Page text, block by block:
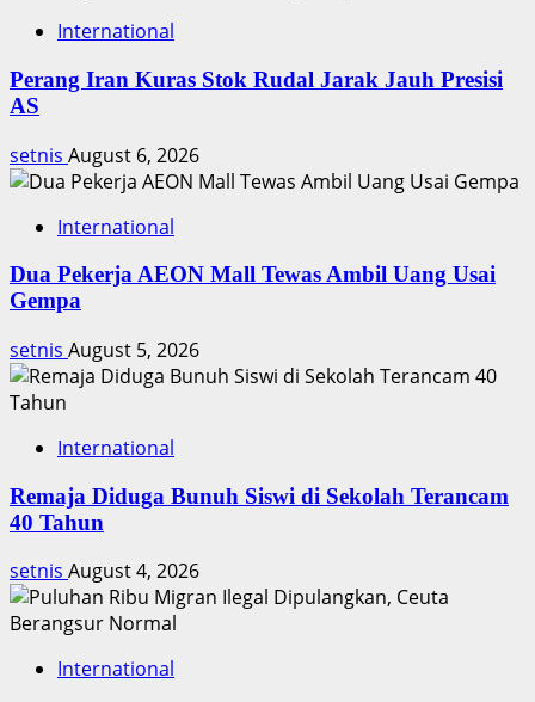
Temuan
Kasus
International
Perang Iran Kuras Stok Rudal Jarak Jauh Presisi
AS
setnis August 6, 2026
International
Dua Pekerja AEON Mall Tewas Ambil Uang Usai
Gempa
setnis August 5, 2026
International
Remaja Diduga Bunuh Siswi di Sekolah Terancam
40 Tahun
setnis August 4, 2026
International